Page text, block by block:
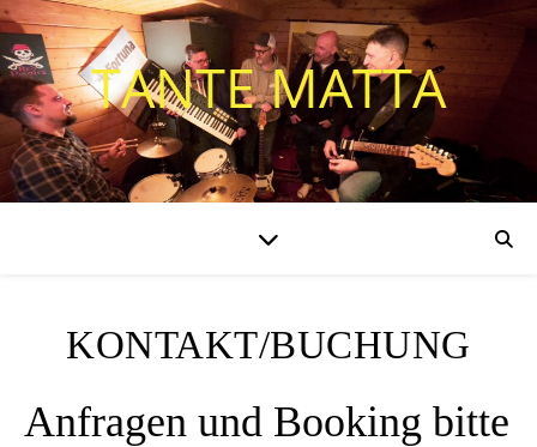
TANTE MATTA
KONTAKT/BUCHUNG
Anfragen und Booking bitte